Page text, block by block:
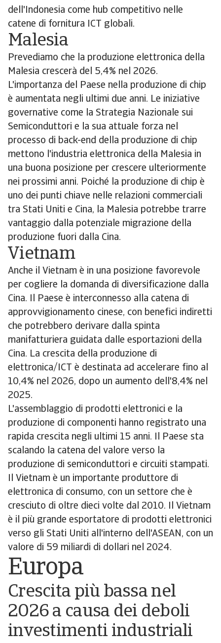
dell'Indonesia come hub competitivo nelle
catene di fornitura ICT globali.
Malesia
Prevediamo che la produzione elettronica della
Malesia crescerà del 5,4% nel 2026.
L'importanza del Paese nella produzione di chip
è aumentata negli ultimi due anni. Le iniziative
governative come la Strategia Nazionale sui
Semiconduttori e la sua attuale forza nel
processo di back-end della produzione di chip
mettono l'industria elettronica della Malesia in
una buona posizione per crescere ulteriormente
nei prossimi anni. Poiché la produzione di chip è
uno dei punti chiave nelle relazioni commerciali
tra Stati Uniti e Cina, la Malesia potrebbe trarre
vantaggio dalla potenziale migrazione della
produzione fuori dalla Cina.
Vietnam
Anche il Vietnam è in una posizione favorevole
per cogliere la domanda di diversificazione dalla
Cina. Il Paese è interconnesso alla catena di
approvvigionamento cinese, con benefici indiretti
che potrebbero derivare dalla spinta
manifatturiera guidata dalle esportazioni della
Cina. La crescita della produzione di
elettronica/ICT è destinata ad accelerare fino al
10,4% nel 2026, dopo un aumento dell'8,4% nel
2025.
L'assemblaggio di prodotti elettronici e la
produzione di componenti hanno registrato una
rapida crescita negli ultimi 15 anni. Il Paese sta
scalando la catena del valore verso la
produzione di semiconduttori e circuiti stampati.
Il Vietnam è un importante produttore di
elettronica di consumo, con un settore che è
cresciuto di oltre dieci volte dal 2010. Il Vietnam
è il più grande esportatore di prodotti elettronici
verso gli Stati Uniti all'interno dell'ASEAN, con un
valore di 59 miliardi di dollari nel 2024.
Europa
Crescita più bassa nel
2026 a causa dei deboli
investimenti industriali